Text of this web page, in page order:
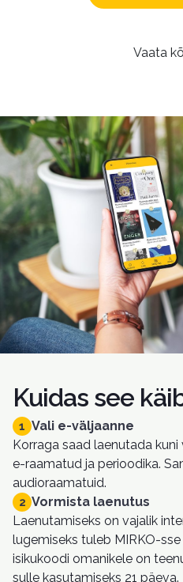
Vaata
Kuidas see
1 Vali e-väljaanne
Korraga saad laenutada kuni
e-raamatud ja perioodika.
audioraamatuid.
2 Vormista laenutus
Laenutamiseks on vajalik
lugemiseks tuleb MIRKO-
isikukoodi omanikele on
sulle kasutamiseks 21 päeva.